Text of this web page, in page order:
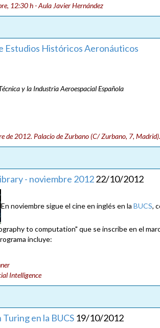
12:30 h - Aula Javier Hernández
Estudios Históricos Aeronáuticos
y la Industria Aeroespacial Española
de 2012. Palacio de Zurbano (C/ Zurbano, 7, Madrid).
- noviembre 201222/10/2012
En noviembre sigue el cine en inglés en la BUCS,
to computation" que se inscribe en el
incluye:
Intelligence
en la BUCS 19/10/2012